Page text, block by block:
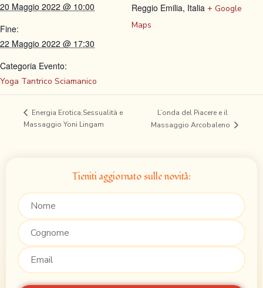
20 Maggio 2022 @ 10:00
Fine:
22 Maggio 2022 @ 17:30
Categoria Evento:
Yoga Tantrico Sciamanico
Reggio Emilia, Italia + Google
Maps
Energia Erotica,Sessualità e
Massaggio Yoni Lingam
L’onda del Piacere e il
Massaggio Arcobaleno
Tieniti aggiornato sulle novità: